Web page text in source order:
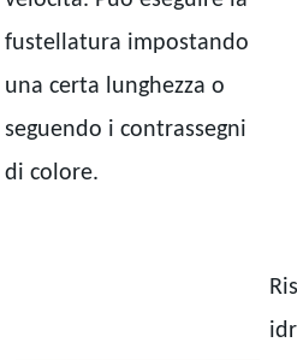
fustellatura impostando
una certa lunghezza o
seguendo i contrassegni
di colore.